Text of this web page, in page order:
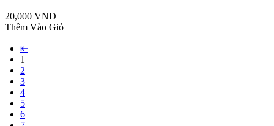
20,000 VND
Thêm Vào Giỏ
⇤
1
2
3
4
5
6